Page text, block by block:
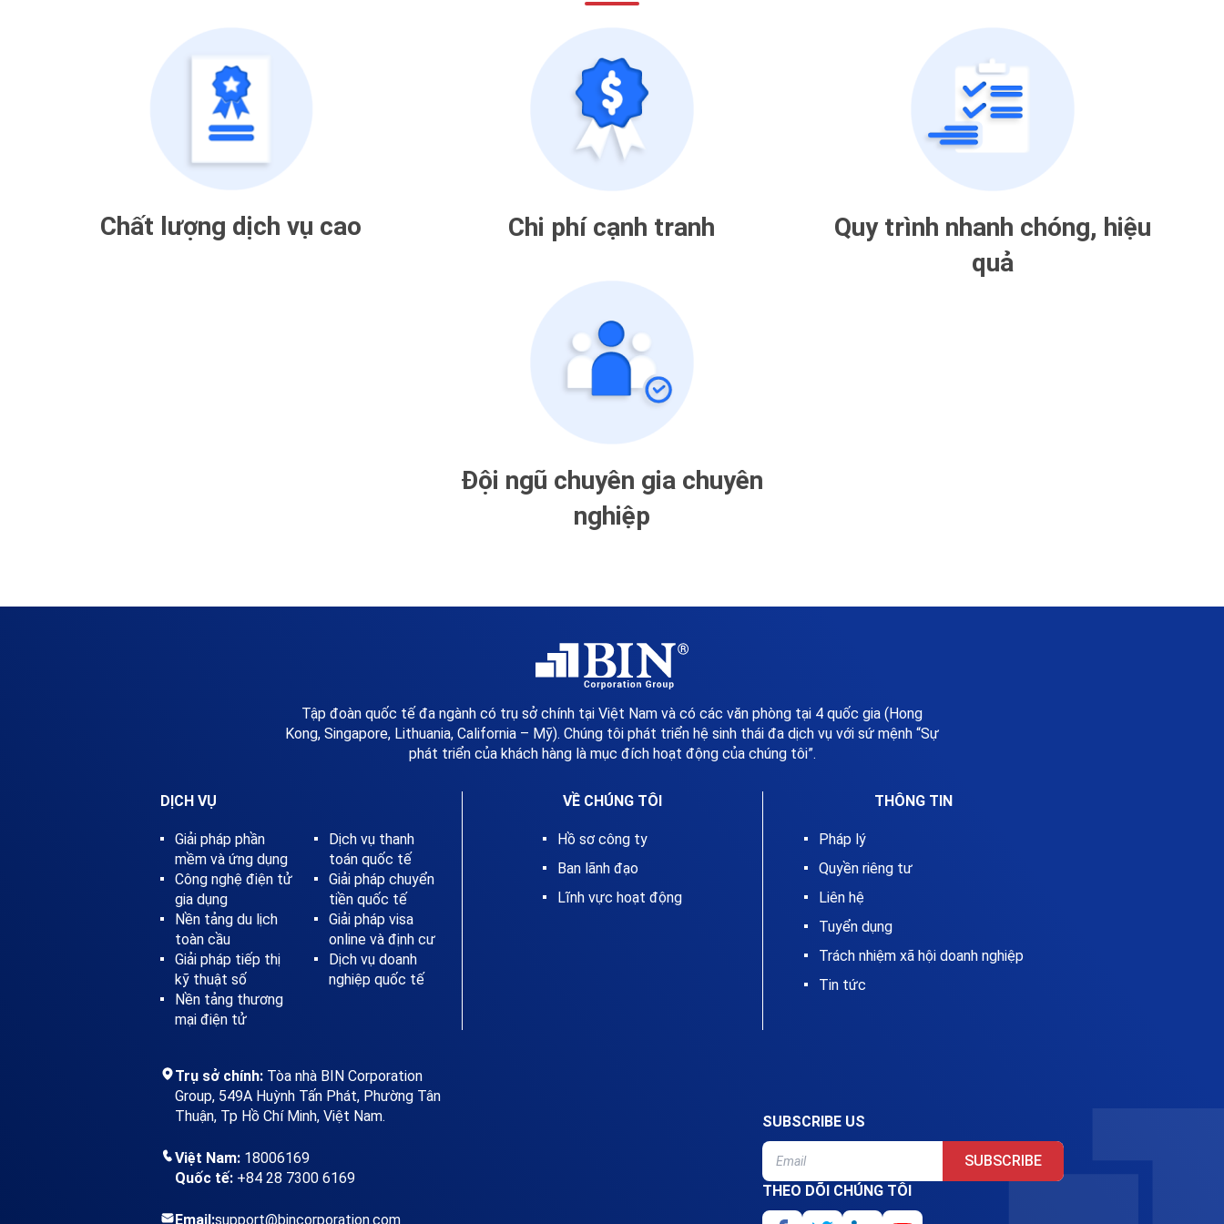
Chất lượng dịch vụ cao Chi phí cạnh tranh
Quy trình nhanh chóng, hiệu
quả
Đội ngũ chuyên gia chuyên
nghiệp
Tập đoàn quốc tế đa ngành có trụ sở chính tại Việt Nam và có các văn phòng tại 4 quốc gia (Hong
Kong, Singapore, Lithuania, California – Mỹ). Chúng tôi phát triển hệ sinh thái đa dịch vụ với sứ mệnh “Sự
phát triển của khách hàng là mục đích hoạt động của chúng tôi”.
DỊCH VỤ
Giải pháp phần
mềm và ứng dụng
Công nghệ điện tử
gia dụng
Nền tảng du lịch
toàn cầu
Giải pháp tiếp thị
kỹ thuật số
Nền tảng thương
mại điện tử
Dịch vụ thanh
toán quốc tế
Giải pháp chuyển
tiền quốc tế
Giải pháp visa
online và định cư
Dịch vụ doanh
nghiệp quốc tế
VỀ CHÚNG TÔI
Hồ sơ công ty
Ban lãnh đạo
Lĩnh vực hoạt động
THÔNG TIN
Pháp lý
Quyền riêng tư
Liên hệ
Tuyển dụng
Trách nhiệm xã hội doanh nghiệp
Tin tức
Trụ sở chính: Tòa nhà BIN Corporation
Group, 549A Huỳnh Tấn Phát, Phường Tân
Thuận, Tp Hồ Chí Minh, Việt Nam.
Việt Nam: 18006169
Quốc tế: +84 28 7300 6169
Email:support@bincorporation.com
THEO DÕI CHÚNG TÔI
SUBSCRIBE US
SUBSCRIBE